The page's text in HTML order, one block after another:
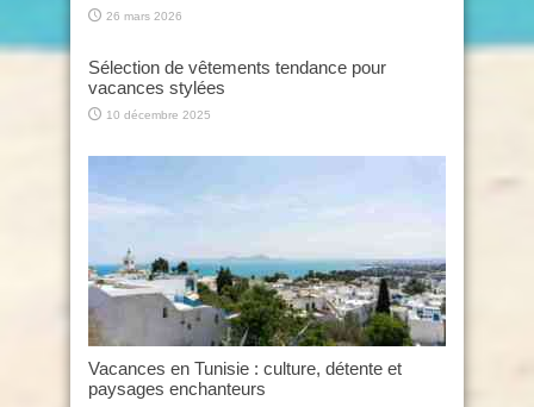
26 mars 2026
Sélection de vêtements tendance pour
vacances stylées
10 décembre 2025
Vacances en Tunisie : culture, détente et
paysages enchanteurs